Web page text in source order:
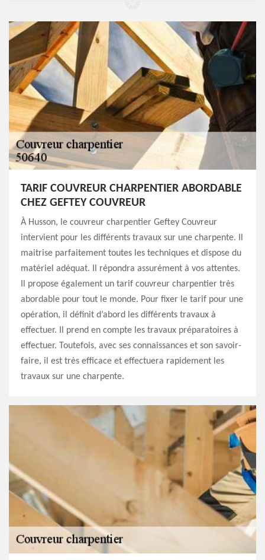
TARIF COUVREUR CHARPENTIER ABORDABLE
CHEZ GEFTEY COUVREUR
À Husson, le couvreur charpentier Geftey Couvreur
intervient pour les différents travaux sur une charpente. Il
maitrise parfaitement toutes les techniques et dispose du
matériel adéquat. Il répondra assurément à vos attentes.
Il propose également un tarif couvreur charpentier très
abordable pour tout le monde. Pour fixer le tarif pour une
opération, il définit d’abord les différents travaux à
effectuer. Il prend en compte les travaux préparatoires à
effectuer. Toutefois, avec ses connaissances et son savoir-
faire, il est très efficace et effectuera rapidement les
travaux sur une charpente.